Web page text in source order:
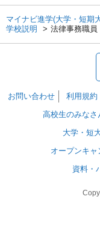
マイナビ進学(大学・短期
学校説明
法律事務職員
お問い合わせ 利用規約
高校生のみなさ
大学・短
オープンキ
資料・